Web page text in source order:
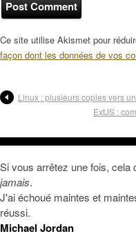
Ce site utilise Akismet pour
façon dont les données de vos
Linux : plusieurs copies vers
ExtJS :
Si vous arrêtez une fois, cela
jamais.
J'ai échoué maintes et
réussi.
Michael Jordan